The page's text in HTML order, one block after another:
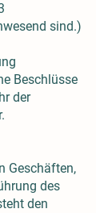
sind.)
Beschlüsse
der
Geschäften,
des
den